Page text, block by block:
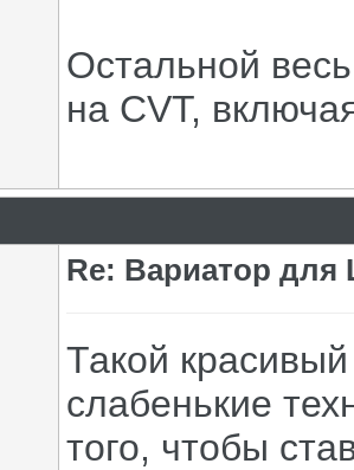
Остальной
на CVT,
Re: Вариатор для
Такой
слабенькие
того, чтобы